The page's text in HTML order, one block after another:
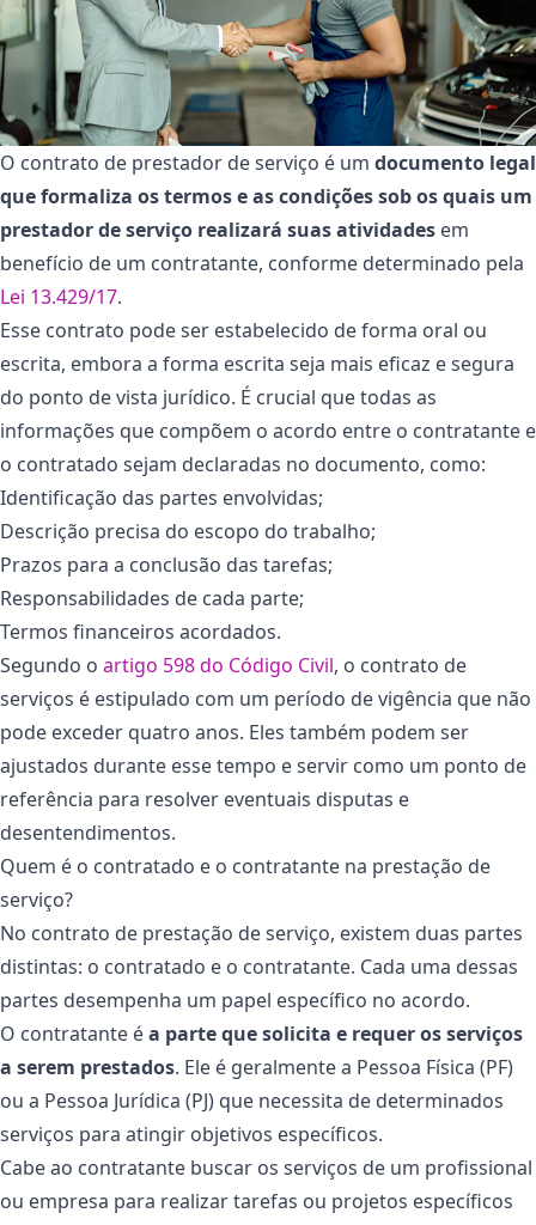
O contrato de prestador de serviço é um documento legal
que formaliza os termos e as condições sob os quais um
prestador de serviço realizará suas atividades em
benefício de um contratante, conforme determinado pela
Lei 13.429/17.
Esse contrato pode ser estabelecido de forma oral ou
escrita, embora a forma escrita seja mais eficaz e segura
do ponto de vista jurídico. É crucial que todas as
informações que compõem o acordo entre o contratante e
o contratado sejam declaradas no documento, como:
Identificação das partes envolvidas;
Descrição precisa do escopo do trabalho;
Prazos para a conclusão das tarefas;
Responsabilidades de cada parte;
Termos financeiros acordados.
Segundo o artigo 598 do Código Civil, o contrato de
serviços é estipulado com um período de vigência que não
pode exceder quatro anos. Eles também podem ser
ajustados durante esse tempo e servir como um ponto de
referência para resolver eventuais disputas e
desentendimentos.
Quem é o contratado e o contratante na prestação de
serviço?
No contrato de prestação de serviço, existem duas partes
distintas: o contratado e o contratante. Cada uma dessas
partes desempenha um papel específico no acordo.
O contratante éa parte que solicita e requer os serviços
a serem prestados. Ele é geralmente a Pessoa Física (PF)
ou a Pessoa Jurídica (PJ) que necessita de determinados
serviços para atingir objetivos específicos.
Cabe ao contratante buscar os serviços de um profissional
ou empresa para realizar tarefas ou projetos específicos